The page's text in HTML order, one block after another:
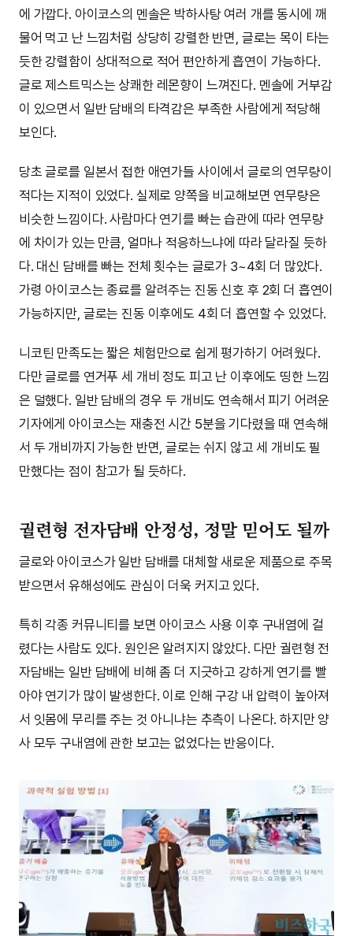
에 가깝다. 아이코스의 멘솔은 박하사탕 여러 개를 동시에 깨
물어 먹고 난 느낌처럼 상당히 강렬한 반면, 글로는 목이 타는
듯한 강렬함이 상대적으로 적어 편안하게 흡연이 가능하다.
글로 제스트믹스는 상쾌한 레몬향이 느껴진다. 멘솔에 거부감
이 있으면서 일반 담배의 타격감은 부족한 사람에게 적당해
보인다.
당초 글로를 일본서 접한 애연가들 사이에서 글로의 연무량이
적다는 지적이 있었다. 실제로 양쪽을 비교해보면 연무량은
비슷한 느낌이다. 사람마다 연기를 빠는 습관에 따라 연무량
에 차이가 있는 만큼, 얼마나 적응하느냐에 따라 달라질 듯하
다. 대신 담배를 빠는 전체 횟수는 글로가 3~4회 더 많았다.
가령 아이코스는 종료를 알려주는 진동 신호 후 2회 더 흡연이
가능하지만, 글로는 진동 이후에도 4회 더 흡연할 수 있었다.
니코틴 만족도는 짧은 체험만으로 쉽게 평가하기 어려웠다.
다만 글로를 연거푸 세 개비 정도 피고 난 이후에도 띵한 느낌
은 덜했다. 일반 담배의 경우 두 개비도 연속해서 피기 어려운
기자에게 아이코스는 재충전 시간 5분을 기다렸을 때 연속해
서 두 개비까지 가능한 반면, 글로는 쉬지 않고 세 개비도 필
만했다는 점이 참고가 될 듯하다.
궐련형 전자담배 안정성, 정말 믿어도 될까
글로와 아이코스가 일반 담배를 대체할 새로운 제품으로 주목
받으면서 유해성에도 관심이 더욱 커지고 있다.
특히 각종 커뮤니티를 보면 아이코스 사용 이후 구내염에 걸
렸다는 사람도 있다. 원인은 알려지지 않았다. 다만 궐련형 전
자담배는 일반 담배에 비해 좀 더 지긋하고 강하게 연기를 빨
아야 연기가 많이 발생한다. 이로 인해 구강 내 압력이 높아져
서 잇몸에 무리를 주는 것 아니냐는 추측이 나온다. 하지만 양
사 모두 구내염에 관한 보고는 없었다는 반응이다.